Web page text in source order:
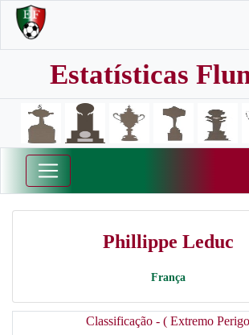
Estatísticas
Phillippe Leduc
França
Classificação - ( Extremo